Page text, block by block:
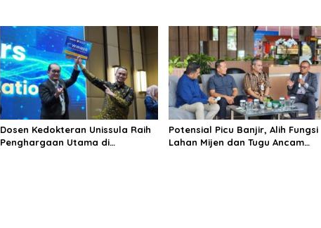
Dosen Kedokteran Unissula Raih
Penghargaan Utama di
Potensial Picu Banjir, Alih Fungsi
Lahan Mijen dan Tugu Ancam